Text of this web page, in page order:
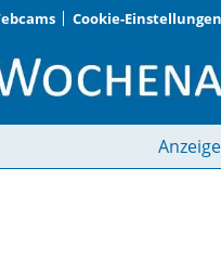
Cookie-Einstellungen